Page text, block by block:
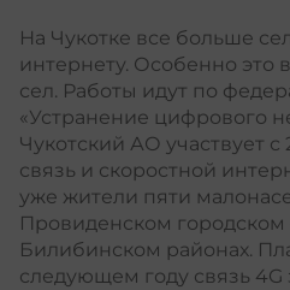
На Чукотке все больше
интернету. Особенно это
сел. Работы идут по
«Устранение цифрового
Чукотский АО участвует
связь и скоростной
уже жители пяти
Провиденском
Билибинском районах.
следующем году связь 4G